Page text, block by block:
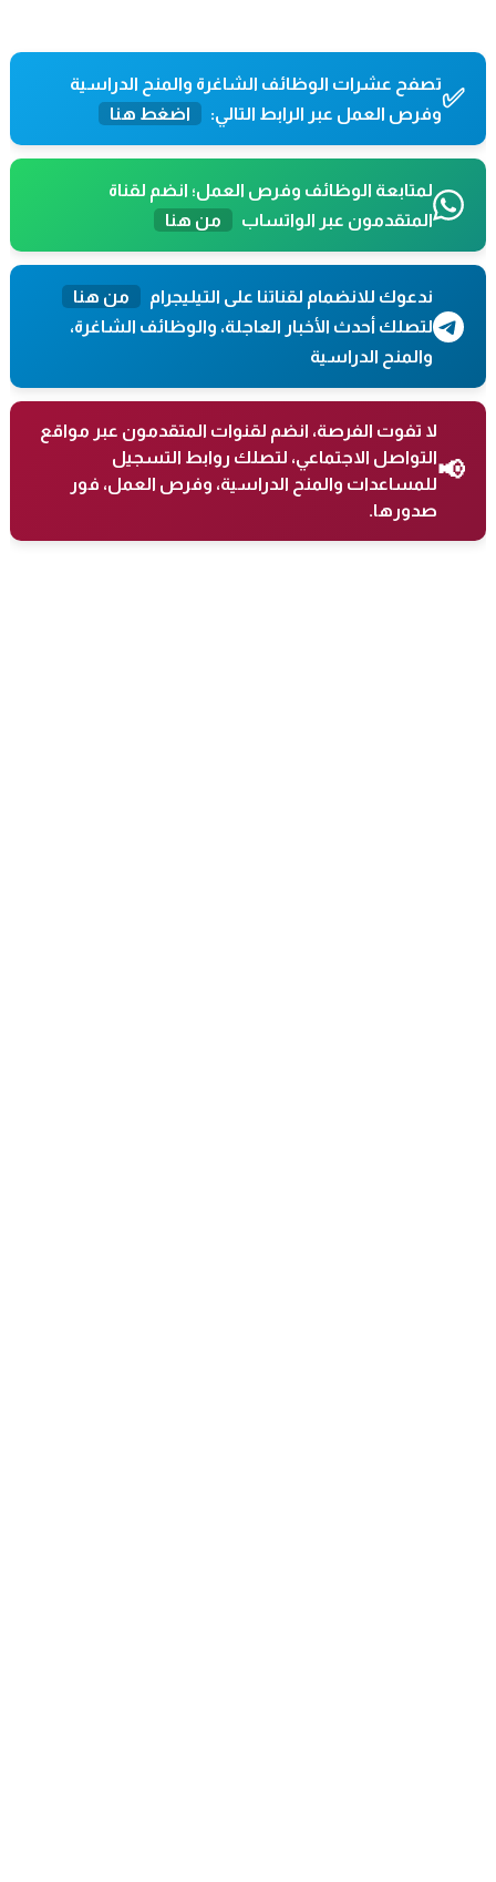
✅تصفح عشرات الوظائف الشاغرة والمنح الدراسية
وفرص العمل عبر الرابط التالي:
اضغط هنا
لمتابعة الوظائف وفرص العمل؛ انضم لقناة
المتقدمون عبر الواتساب
من هنا
ندعوك للانضمام لقناتنا على التيليجرام
من هنا
لتصلك أحدث الأخبار العاجلة، والوظائف الشاغرة،
والمنح الدراسية
📢
لا تفوت الفرصة، انضم لقنوات المتقدمون عبر مواقع
التواصل الاجتماعي، لتصلك روابط التسجيل
للمساعدات والمنح الدراسية، وفرص العمل، فور
صدورها.